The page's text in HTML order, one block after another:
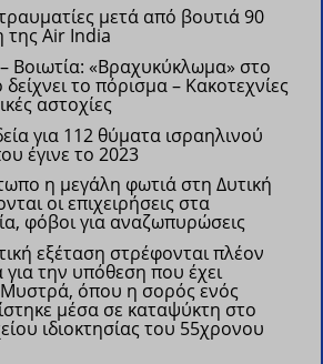
μετά από βουτιά 90
της Air India
Βοιωτία: «Βραχυκύκλωμα» στο
δείχνει το πόρισμα – Κακοτεχνίες
αστοχίες
για 112 θύματα ισραηλινού
έγινε το 2023
η μεγάλη φωτιά στη Δυτική
οι επιχειρήσεις στα
φόβοι για αναζωπυρώσεις
εξέταση στρέφονται πλέον
την υπόθεση που έχει
Μυστρά, όπου η σορός ενός
μέσα σε καταψύκτη στο
ιδιοκτησίας του 55χρονου